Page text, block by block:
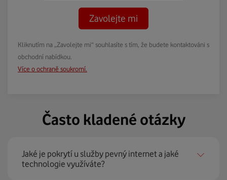
Zavolejte mi
Kliknutím na „Zavolejte mi“ souhlasíte s tím, že budete kontaktováni s
obchodní nabídkou.
Více o ochraně soukromí.
Často kladené otázky
Jaké je pokrytí u služby pevný internet a jaké
technologie využíváte?